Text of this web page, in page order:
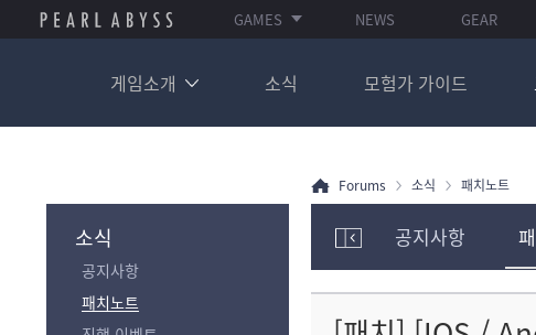
GAMES NEWS GEAR
게임소개 소식 모험가 가이드
소식
공지사항
패치노트
모
험
가
포
공지사항
Forums 소식 패치노트